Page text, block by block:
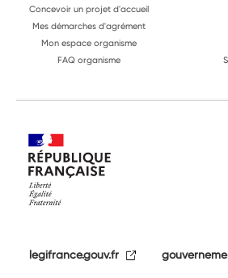
Concevoir un projet d'accueil
Mes démarches d'agrément
Mon espace organisme
FAQ organisme
legifrance.gouv.fr